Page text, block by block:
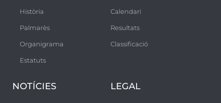
Història
Palmarès
Organigrama
Estatuts
Calendari
Resultats
Classificació
NOTÍCIES LEGAL